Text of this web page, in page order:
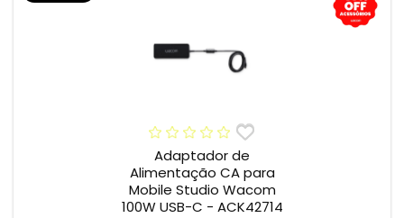
Adaptador de
Alimentação CA para
Mobile Studio Wacom
100W USB-C - ACK42714